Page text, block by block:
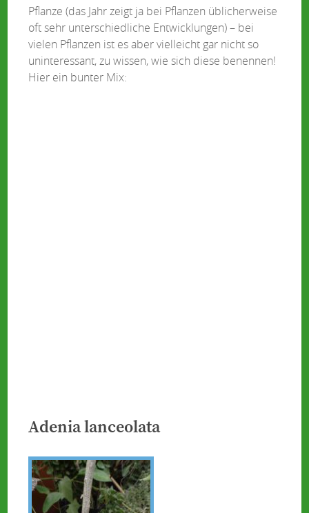
Pflanze (das Jahr zeigt ja bei Pflanzen üblicherweise
oft sehr unterschiedliche Entwicklungen) – bei
vielen Pflanzen ist es aber vielleicht gar nicht so
uninteressant, zu wissen, wie sich diese benennen!
Hier ein bunter Mix:
Adenia lanceolata